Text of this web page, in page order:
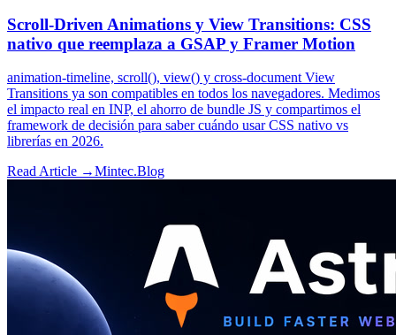
Scroll-Driven Animations y View Transitions: CSS
nativo que reemplaza a GSAP y Framer Motion
animation-timeline, scroll(), view() y cross-document View
Transitions ya son compatibles en todos los navegadores. Medimos
el impacto real en INP, el ahorro de bundle JS y compartimos el
framework de decisión para saber cuándo usar CSS nativo vs
librerías en 2026.
Read Article →Mintec.Blog